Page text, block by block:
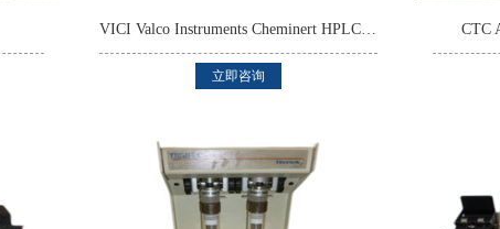
VICI Valco Instruments Cheminert HPLC 十通阀控制器
立即咨询
CTC